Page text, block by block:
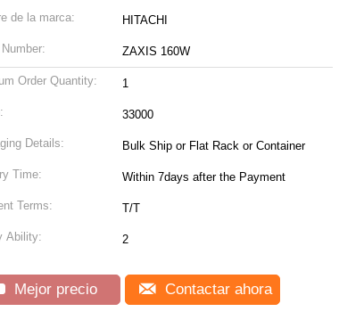
de la marca: HITACHI
ZAXIS 160W
Order Quantity: 1
33000
Details: Bulk Ship or Flat Rack or Container
Time: Within 7days after the Payment
Terms: T/T
Ability: 2
Mejor precio Contactar ahora